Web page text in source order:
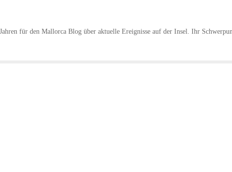
für den Mallorca Blog über aktuelle Ereignisse auf der Insel. Ihr